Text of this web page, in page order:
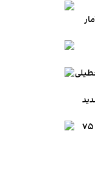
تخمین پژوهشگران: در عصر طلایی تنوع زبانی، تا ۷۵